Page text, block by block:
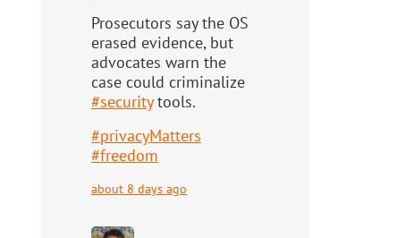
Prosecutors say the OS
erased evidence, but
advocates warn the
case could criminalize
#securitytools.
#privacyMatters
#freedom
about 8 days ago